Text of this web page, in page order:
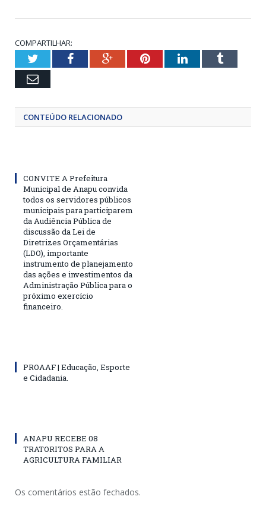
COMPARTILHAR:
TwitterFacebookGoogle+PinterestLinkedInTumblr
Email
CONTEÚDO RELACIONADO
CONVITE A Prefeitura
Municipal de Anapu convida
todos os servidores públicos
municipais para participarem
da Audiência Pública de
discussão da Lei de
Diretrizes Orçamentárias
(LDO), importante
instrumento de planejamento
das ações e investimentos da
Administração Pública para o
próximo exercício
financeiro.
PROAAF | Educação, Esporte
e Cidadania.
ANAPU RECEBE 08
TRATORITOS PARA A
AGRICULTURA FAMILIAR
Os comentários estão fechados.